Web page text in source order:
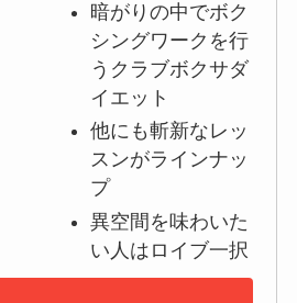
暗がりの中でボク
シングワークを行
うクラブボクサダ
イエット
他にも斬新なレッ
スンがラインナッ
プ
異空間を味わいた
い人はロイブ一択